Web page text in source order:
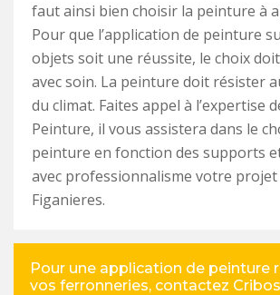
faut ainsi bien choisir la peinture à
Pour que l’application de peinture
objets soit une réussite, le choix
avec soin. La peinture doit résister
du climat. Faites appel à l’expertise
Peinture, il vous assistera dans le
peinture en fonction des supports
avec professionnalisme votre projet
Figanieres.
Pour une application de peinture
vos ferronneries, contactez